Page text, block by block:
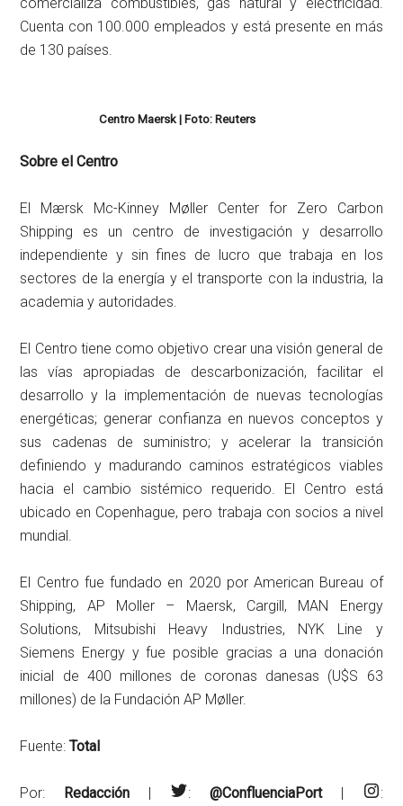
Cuenta con 100.000 empleados y está presente en más
de 130 países.
Centro Maersk | Foto: Reuters
Sobre el Centro
El Mærsk Mc-Kinney Møller Center for Zero Carbon
Shipping es un centro de investigación y desarrollo
independiente y sin fines de lucro que trabaja en los
sectores de la energía y el transporte con la industria, la
academia y autoridades.
El Centro tiene como objetivo crear una visión general de
las vías apropiadas de descarbonización, facilitar el
desarrollo y la implementación de nuevas tecnologías
energéticas; generar confianza en nuevos conceptos y
sus cadenas de suministro; y acelerar la transición
definiendo y madurando caminos estratégicos viables
hacia el cambio sistémico requerido. El Centro está
ubicado en Copenhague, pero trabaja con socios a nivel
mundial.
El Centro fue fundado en 2020 por American Bureau of
Shipping, AP Moller – Maersk, Cargill, MAN Energy
Solutions, Mitsubishi Heavy Industries, NYK Line y
Siemens Energy y fue posible gracias a una donación
inicial de 400 millones de coronas danesas (U$S 63
millones) de la Fundación AP Møller.
Fuente:Total
Por: Redacción | : @ConfluenciaPort|
: